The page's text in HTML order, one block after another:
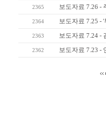
2365 보도자료 7.26 -
2364 보도자료 7.25 -
2363 보도자료 7.24 -
2362 보도자료 7.23 -